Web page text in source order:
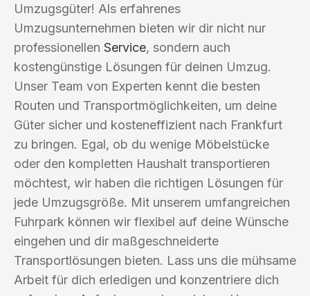
Umzugsgüter! Als erfahrenes
Umzugsunternehmen bieten wir dir nicht nur
professionellen Service, sondern auch
kostengünstige Lösungen für deinen Umzug.
Unser Team von Experten kennt die besten
Routen und Transportmöglichkeiten, um deine
Güter sicher und kosteneffizient nach Frankfurt
zu bringen. Egal, ob du wenige Möbelstücke
oder den kompletten Haushalt transportieren
möchtest, wir haben die richtigen Lösungen für
jede Umzugsgröße. Mit unserem umfangreichen
Fuhrpark können wir flexibel auf deine Wünsche
eingehen und dir maßgeschneiderte
Transportlösungen bieten. Lass uns die mühsame
Arbeit für dich erledigen und konzentriere dich